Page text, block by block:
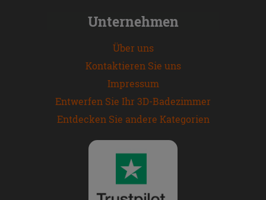
Unternehmen
Über uns
Kontaktieren Sie uns
Impressum
Entwerfen Sie Ihr 3D-Badezimmer
Entdecken Sie andere Kategorien